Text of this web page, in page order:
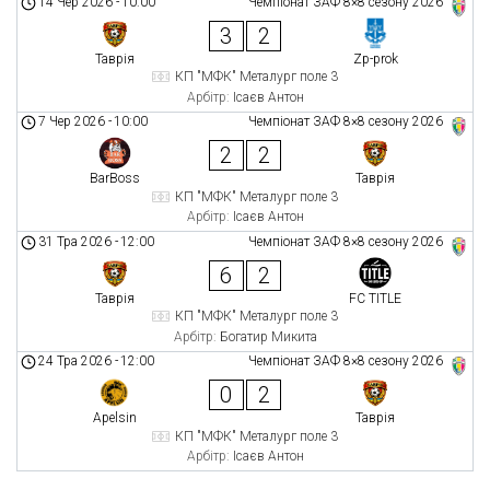
Таврія
3 2
Zp-prok
КП "МФК" Металург поле 3
Арбітр: Ісаєв Антон
Чемпіонат ЗАФ 8×8 сезону 2026
7 Чер 2026 -10:00
BarBoss
2 2
Таврія
КП "МФК" Металург поле 3
Арбітр: Ісаєв Антон
Чемпіонат ЗАФ 8×8 сезону 2026
31 Тра 2026 -12:00
Таврія
6 2
FC TITLE
КП "МФК" Металург поле 3
Арбітр: Богатир Микита
Чемпіонат ЗАФ 8×8 сезону 2026
24 Тра 2026 -12:00
Apelsin
0 2
Таврія
КП "МФК" Металург поле 3
Арбітр: Ісаєв Антон